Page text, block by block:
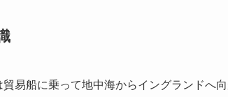
易船に乗って地中海からイングランドへ